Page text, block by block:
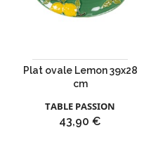
Plat ovale Lemon 39x28
cm
TABLE PASSION
Prix
43,90 €